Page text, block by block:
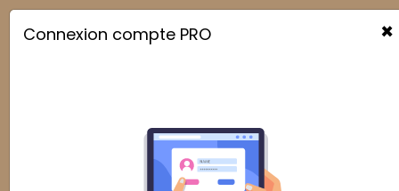
 ×
Connexion compte PRO